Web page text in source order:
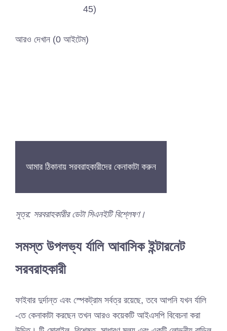
45)
আরও দেখান (0 আইটেম)
আমার ঠিকানায় সরবরাহকারীদের কেনাকাটা করুন
সূত্র: সরবরাহকারীর ডেটা সিএনইটি বিশ্লেষণ।
সমস্ত উপলভ্য র্যালি আবাসিক ইন্টারনেট
সরবরাহকারী
ফাইবার দুর্দান্ত এবং স্পেকট্রাম সর্বত্র রয়েছে, তবে আপনি যখন র্যালি
-তে কেনাকাটা করছেন তখন আরও কয়েকটি আইএসপি বিবেচনা করা